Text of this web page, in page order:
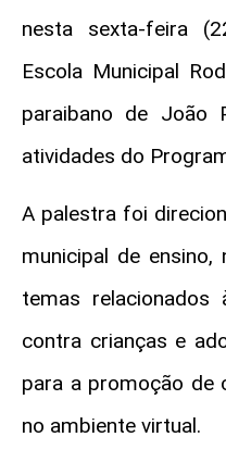
nesta sexta-feira
Escola Municipal
paraibano de João
atividades do
A palestra foi
municipal de
temas relacionados
contra crianças e
para a promoção de
no ambiente virtual.